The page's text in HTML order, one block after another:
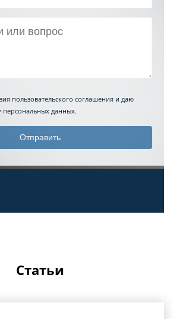
пользовательского соглашения и даю
персональных данных.
Статьи